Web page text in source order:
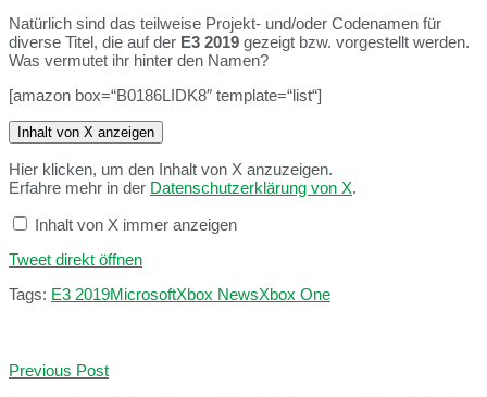
Natürlich sind das teilweise Projekt- und/oder Codenamen für
diverse Titel, die auf der E3 2019 gezeigt bzw. vorgestellt werden.
Was vermutet ihr hinter den Namen?
[amazon box=“B0186LIDK8″ template=“list“]
Inhalt von X anzeigen
Hier klicken, um den Inhalt von X anzuzeigen.
Erfahre mehr in der Datenschutzerklärung von X.
Inhalt von X immer anzeigen
Tweet direkt öffnen
Tags: E3 2019MicrosoftXbox NewsXbox One
Previous Post